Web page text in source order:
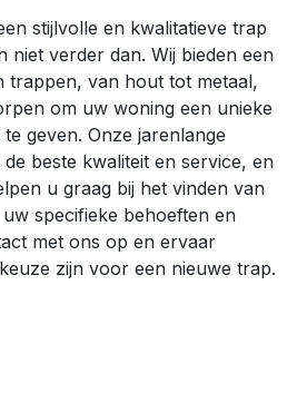
stijlvolle en kwalitatieve trap
niet verder dan. Wij bieden een
trappen, van hout tot metaal,
om uw woning een unieke
geven. Onze jarenlange
beste kwaliteit en service, en
u graag bij het vinden van
specifieke behoeften en
met ons op en ervaar
zijn voor een nieuwe trap.